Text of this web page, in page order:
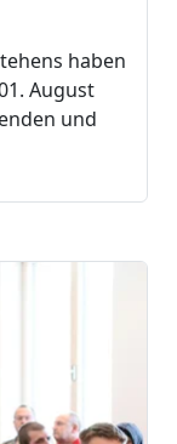
haben
August
und